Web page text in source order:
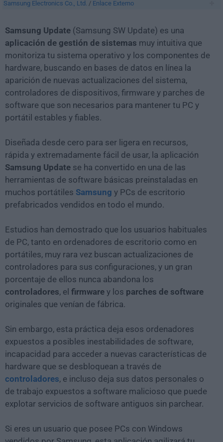
Samsung Electronics Co., Ltd. / Enlace Externo
Samsung Update (Samsung SW Update) es una
aplicación de gestión de sistemas muy intuitiva que
monitoriza tu sistema operativo y los componentes de
hardware, buscando en bases de datos en línea la
aparición de nuevas actualizaciones del sistema,
controladores de dispositivos, firmware y parches de
software que son necesarios para mantener tu PC y
portátil estables y fiables.
Diseñada desde cero para ser ligera en recursos,
rápida y extremadamente fácil de usar, la aplicación
Samsung Update se ha convertido en una de las
herramientas de software básicas preinstaladas en
muchos portátiles Samsung y PCs de escritorio
prefabricados vendidos en todo el mundo.
Estudios han demostrado que los usuarios habituales
de PC, tanto en ordenadores de escritorio como en
portátiles, muy rara vez buscan actualizaciones de
controladores para sus configuraciones, y un gran
porcentaje de ellos nunca abandona los
controladores, el firmware y los parches de software
originales que venían de fábrica.
Sin embargo, esta práctica deja esos ordenadores
expuestos a posibles inestabilidades de software,
incapacidad para acceder a nuevas características de
hardware que se desbloquean a través de
controladores, e incluso deja sus datos personales o
de trabajo expuestos a software malicioso que puede
explotar servicios de software antiguos sin parchear.
Si eres un usuario que posee PCs con Windows